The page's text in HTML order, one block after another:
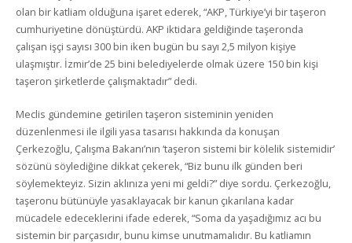
olan bir katliam olduğuna işaret ederek, “AKP, Türkiye’yi bir taşeron
cumhuriyetine dönüştürdü. AKP iktidara geldiğinde taşeronda
çalışan işçi sayısı 300 bin iken bugün bu sayı 2,5 milyon kişiye
ulaşmıştır. İzmir’de 25 bini belediyelerde olmak üzere 150 bin kişi
taşeron şirketlerde çalışmaktadır” dedi.
Meclis gündemine getirilen taşeron sisteminin yeniden
düzenlenmesi ile ilgili yasa tasarısı hakkında da konuşan
Çerkezoğlu, Çalışma Bakanı’nın ‘taşeron sistemi bir kölelik sistemidir’
sözünü söylediğine dikkat çekerek, “Biz bunu ilk günden beri
söylemekteyiz. Sizin aklınıza yeni mi geldi?” diye sordu. Çerkezoğlu,
taşeronu bütünüyle yasaklayacak bir kanun çıkarılana kadar
mücadele edeceklerini ifade ederek, “Soma da yaşadığımız acı bu
sistemin bir parçasıdır, bunu kimse unutmamalıdır. Bu katliamın